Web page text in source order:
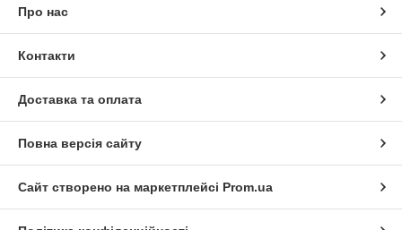
Про нас
Контакти
Доставка та оплата
Повна версія сайту
Сайт створено на маркетплейсі Prom.ua